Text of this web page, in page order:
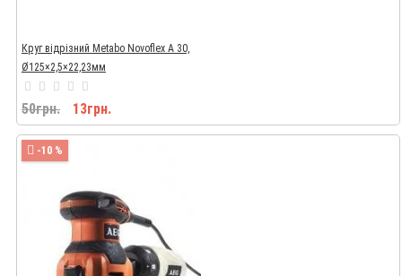
Круг відрізний Metabo Novoflex A 30,
Ø125×2,5×22,23мм
50грн. 13грн.
-10 %